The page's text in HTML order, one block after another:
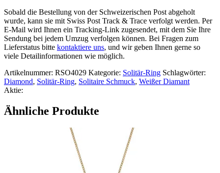
Sobald die Bestellung von der Schweizerischen Post abgeholt
wurde, kann sie mit Swiss Post Track & Trace verfolgt werden. Per
E-Mail wird Ihnen ein Tracking-Link zugesendet, mit dem Sie Ihre
Sendung bei jedem Umzug verfolgen können. Bei Fragen zum
Lieferstatus bitte kontaktiere uns, und wir geben Ihnen gerne so
viele Detailinformationen wie möglich.
Artikelnummer: RSO4029 Kategorie: Solitär-Ring Schlagwörter:
Diamond, Solitär-Ring, Solitaire Schmuck, Weißer Diamant
Aktie:
Ähnliche Produkte